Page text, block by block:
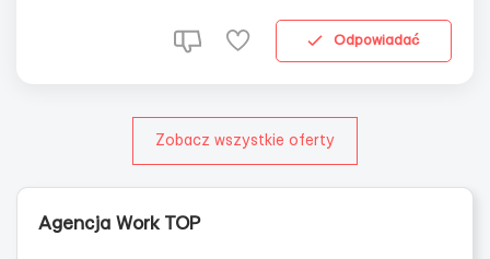
товара к отправке. 🔴 содержа...
Odpowiadać
Zobacz wszystkie oferty
Agencja Work TOP